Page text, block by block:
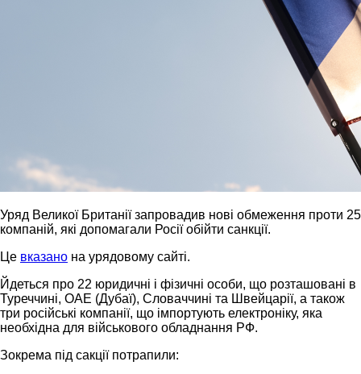
Уряд Великої Британії запровадив нові обмеження проти 25
компаній, які допомагали Росії обійти санкції.
Це вказано на урядовому сайті.
Йдеться про 22 юридичні і фізичні особи, що розташовані в
Туреччині, ОАЕ (Дубаї), Словаччині та Швейцарії, а також
три російські компанії, що імпортують електроніку, яка
необхідна для військового обладнання РФ.
Зокрема під сакції потрапили: